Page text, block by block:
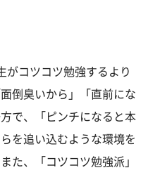
がコツコツ勉強するより
倒臭いから」「直前にな
で、「ピンチになると本
を追い込むような環境を
た、「コツコツ勉強派」